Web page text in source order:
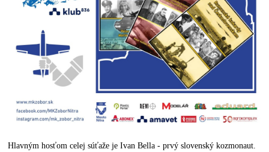
Hlavným hosťom celej súťaže je Ivan Bella - prvý slovenský kozmonaut.